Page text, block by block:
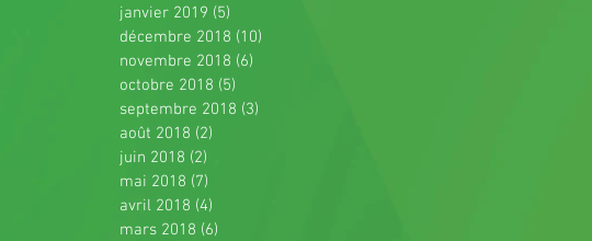
janvier 2019 (5)
décembre 2018 (10)
novembre 2018 (6)
octobre 2018 (5)
septembre 2018 (3)
août 2018 (2)
juin 2018 (2)
mai 2018 (7)
avril 2018 (4)
mars 2018 (6)